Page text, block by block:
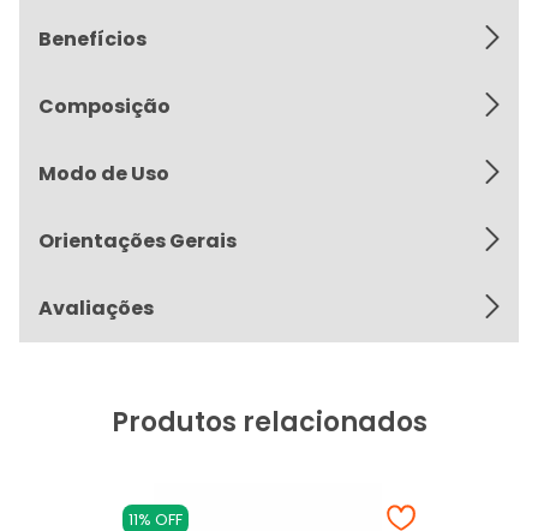
Benefícios
Composição
Modo de Uso
Orientações Gerais
Avaliações
Produtos relacionados
11% OFF